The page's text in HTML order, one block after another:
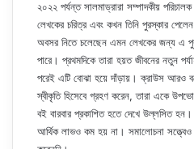
২০২২ পর্যন্ত সালমাড্রারা সম্পাদকীয়
লেখকের চরিত্র এবং কখন তিনি পুরস্কার
অবসর নিতে চলেছেন এমন লেখকের জন্য এ
পারে। প্রথমদিকে তারা হয়ত জীবনের নতুন
পরেই এটি বোঝা হয়ে দাঁড়ায়। ক্রাউস আরও
স্বীকৃতি হিসেবে গ্রহণ করেন, তারা একে
বই বারবার প্রকাশিত হতে দেখে উল্লসিত
আর্থিক লাভও কম হয় না। সমালোচনা